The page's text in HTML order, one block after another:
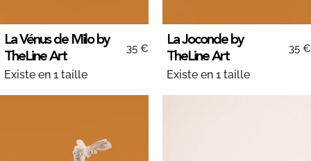
La Vénus de Milo by
TheLine Art
35 €
Existe en 1 taille
La Joconde by
TheLine Art
35 €
Existe en 1 taille